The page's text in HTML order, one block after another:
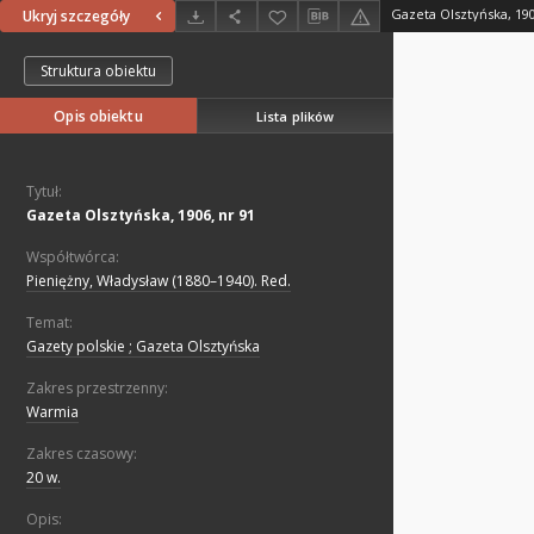
Ukryj szczegóły Gazeta Olsztyńska,
Struktura obiektu
Opis obiektu Lista plików
Tytuł:
Gazeta Olsztyńska, 1906, nr 91
Współtwórca:
Pieniężny, Władysław (1880–1940). Red.
Temat:
Gazety polskie ; Gazeta Olsztyńska
Zakres przestrzenny:
Warmia
Zakres czasowy:
20 w.
Opis: